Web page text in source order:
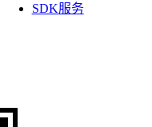
SDK服务